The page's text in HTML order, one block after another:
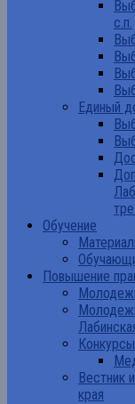
с.п.
Единый
Обучение
Повышение
Конкурсы
Вестник
края